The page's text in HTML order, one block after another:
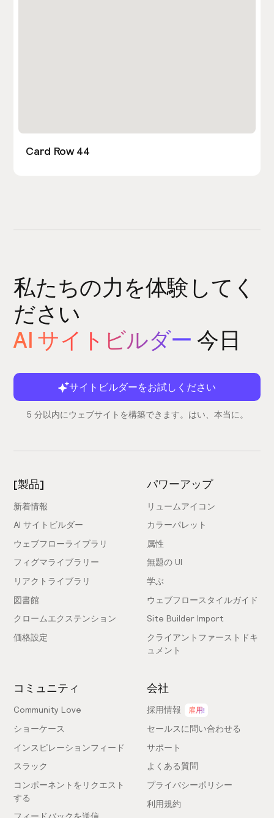
Card Row 44
私たちの力を体験してく
ださい
AI サイトビルダー 今日
サイトビルダーをお試しください
5 分以内にウェブサイトを構築できます。はい、本当に。
[製品]
新着情報
AI サイトビルダー
ウェブフローライブラリ
フィグマライブラリー
リアクトライブラリ
図書館
クロームエクステンション
価格設定
パワーアップ
リュームアイコン
カラーパレット
属性
無題の UI
学ぶ
ウェブフロースタイルガイド
Site Builder Import
クライアントファーストドキ
ュメント
コミュニティ
Community Love
ショーケース
インスピレーションフィード
スラック
コンポーネントをリクエスト
する
会社
採用情報 雇用!
セールスに問い合わせる
サポート
よくある質問
プライバシーポリシー
利用規約